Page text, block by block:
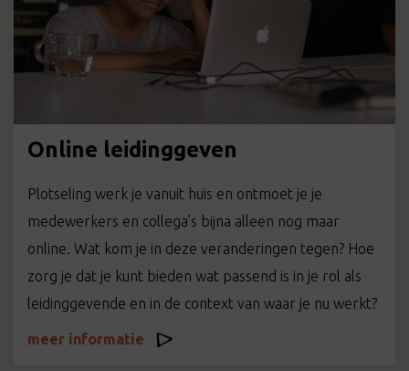
Online leidinggeven
Plotseling werk je vanuit huis en ontmoet je je
medewerkers en collega’s bijna alleen nog maar
online. Wat kom je in deze veranderingen tegen? Hoe
zorg je dat je kunt bieden wat passend is in je rol als
leidinggevende en in de context van waar je nu werkt?
meer informatie